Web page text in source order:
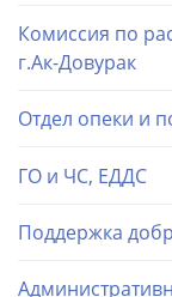
Комиссия по
г.Ак-Довурак
Отдел опеки и
ГО и ЧС, ЕДДС
Поддержка